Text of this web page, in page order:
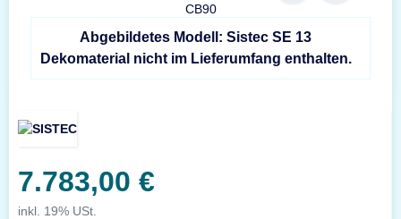
Abgebildetes Modell: Sistec SE 13
Dekomaterial nicht im Lieferumfang enthalten.
7.783,00 €
inkl. 19% USt.